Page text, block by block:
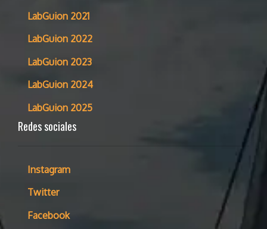
LabGuion 2021
LabGuion 2022
LabGuion 2023
LabGuion 2024
LabGuion 2025
Redes sociales
Instagram
Twitter
Facebook